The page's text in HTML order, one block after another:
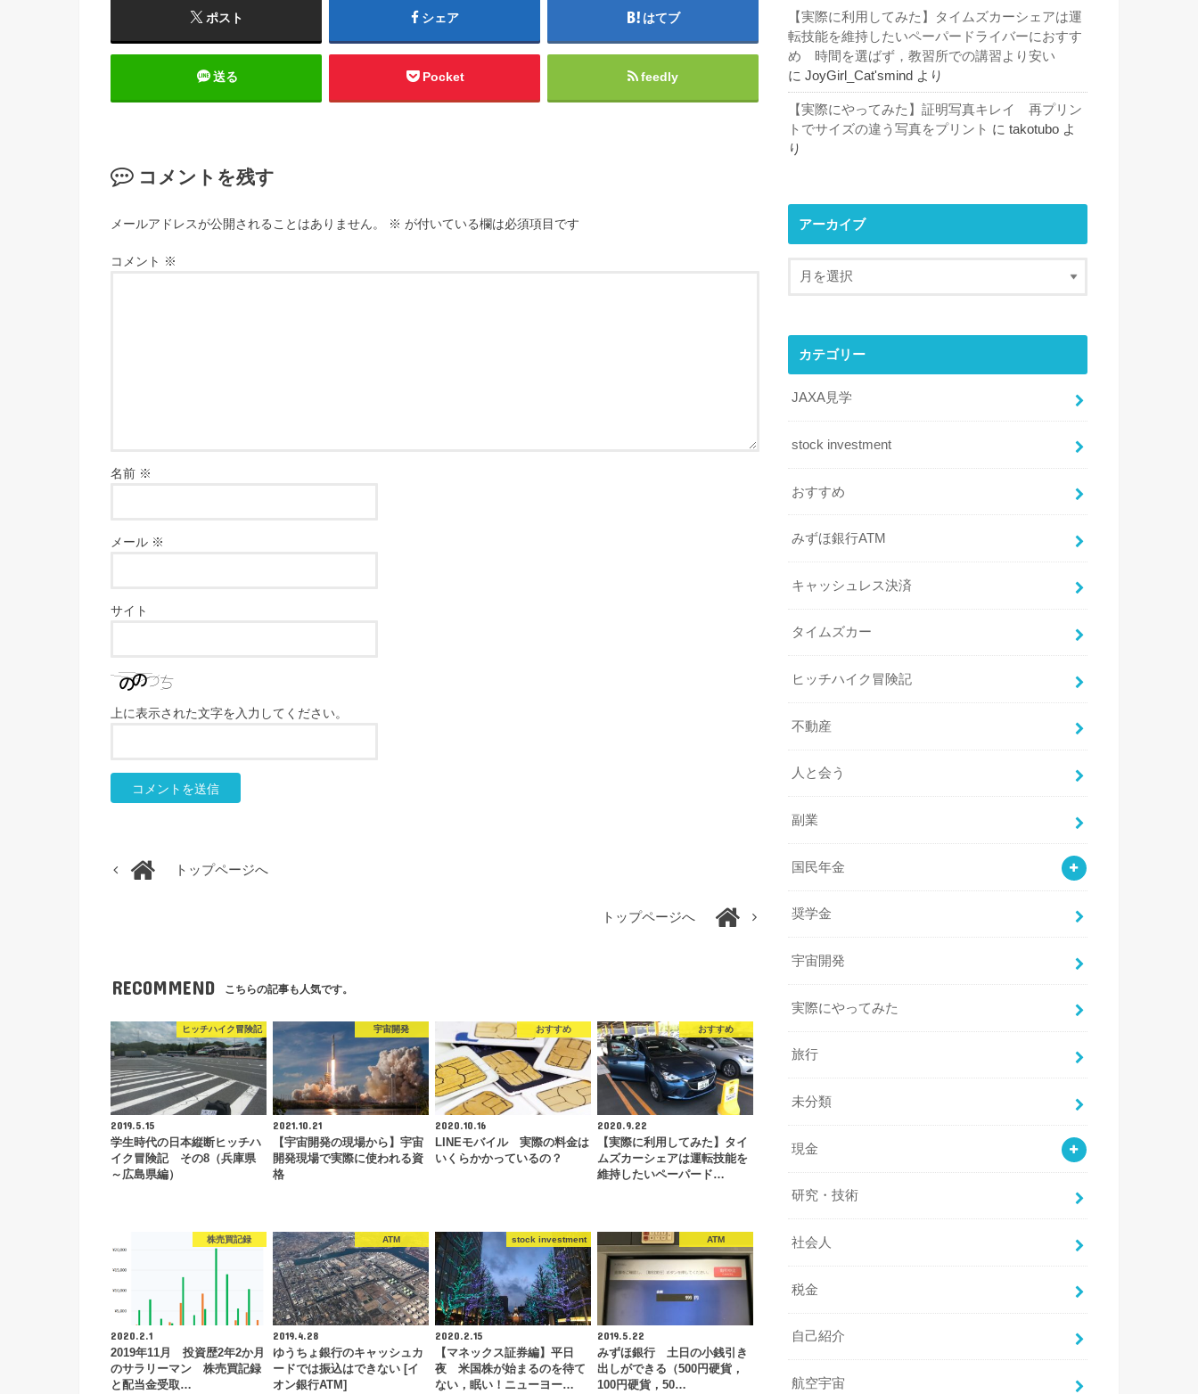
ポスト シェア はてブ
送る Pocket feedly
コメントを残す
メールアドレスが公開されることはありません。 ※ が付いている欄は必須項目です
コメント ※
名前 ※
メール ※
サイト
上に表示された文字を入力してください。
トップページへ
トップページへ
RECOMMEND こちらの記事も人気です。
ヒッチハイク冒険記
2019.5.15
学生時代の日本縦断ヒッチハ
イク冒険記 その8（兵庫県
～広島県編）
宇宙開発
2021.10.21
【宇宙開発の現場から】宇宙
開発現場で実際に使われる資
格
おすすめ
2020.10.16
LINEモバイル 実際の料金は
いくらかかっているの？
おすすめ
2020.9.22
【実際に利用してみた】タイ
ムズカーシェアは運転技能を
維持したいペーパード…
株売買記録
2020.2.1
2019年11月 投資歴2年2か月
のサラリーマン 株売買記録
と配当金受取…
ATM
2019.4.28
ゆうちょ銀行のキャッシュカ
ードでは振込はできない [イ
オン銀行ATM]
stock investment
2020.2.15
【マネックス証券編】平日
夜 米国株が始まるのを待て
ない，眠い！ニューヨー…
ATM
2019.5.22
みずほ銀行 土日の小銭引き
出しができる（500円硬貨，
100円硬貨，50…
【実際に利用してみた】タイムズカーシェアは運
転技能を維持したいペーパードライバーにおすす
め 時間を選ばず，教習所での講習より安い
に JoyGirl_Cat'smind より
【実際にやってみた】証明写真キレイ 再プリン
トでサイズの違う写真をプリント に takotubo よ
り
アーカイブ
カテゴリー
JAXA見学
stock investment
おすすめ
みずほ銀行ATM
キャッシュレス決済
タイムズカー
ヒッチハイク冒険記
不動産
人と会う
副業
国民年金
奨学金
宇宙開発
実際にやってみた
旅行
未分類
現金
研究・技術
社会人
税金
自己紹介
航空宇宙